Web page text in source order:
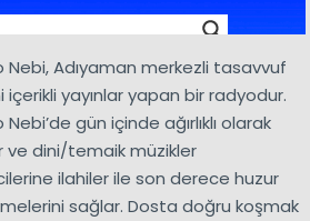
Nebi, Adıyaman merkezli tasavvuf
içerikli yayınlar yapan bir radyodur.
Nebi’de gün içinde ağırlıklı olarak
ve dini/temaik müzikler
ilahiler ile son derece huzur
sağlar. Dosta doğru koşmak